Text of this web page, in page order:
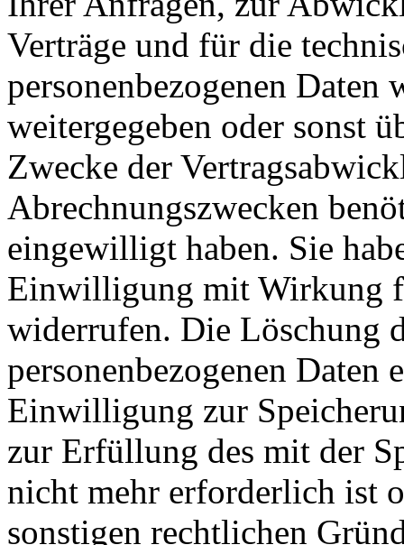
Verträge und für die
personenbezogenen Daten
weitergegeben oder sonst
Zwecke der
Abrechnungszwecken
eingewilligt haben. Sie
Einwilligung mit Wirkung
widerrufen. Die Löschung
personenbezogenen
Einwilligung zur
zur Erfüllung des mit der
nicht mehr erforderlich ist
sonstigen rechtlichen